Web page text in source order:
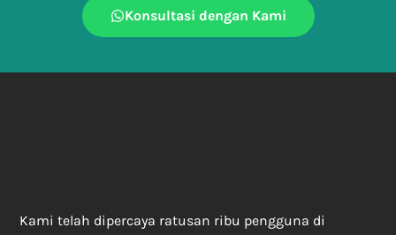
Konsultasi dengan Kami
Kami telah dipercaya ratusan ribu pengguna di